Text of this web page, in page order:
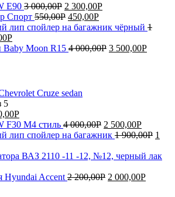
E90 3 000,00Р 2 300,00Р
Спорт 550,00Р 450,00Р
лип спойлер на багажник чёрный 1
Р
Baby Moon R15 4 000,00Р 3 500,00Р
Cruze sedan
5
Р
F30 M4 стиль 4 000,00Р 2 500,00Р
лип спойлер на багажник 1 900,00Р 1
ВАЗ 2110 -11 -12, №12, черный лак
Hyundai Accent 2 200,00Р 2 000,00Р